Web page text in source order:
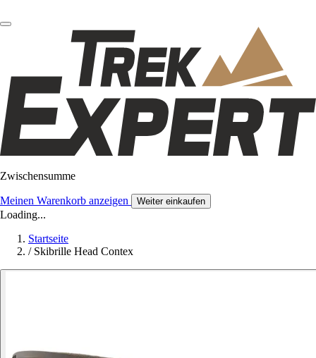
Zwischensumme
Meinen Warenkorb anzeigen Weiter einkaufen
Loading...
Startseite
/ Skibrille Head Contex